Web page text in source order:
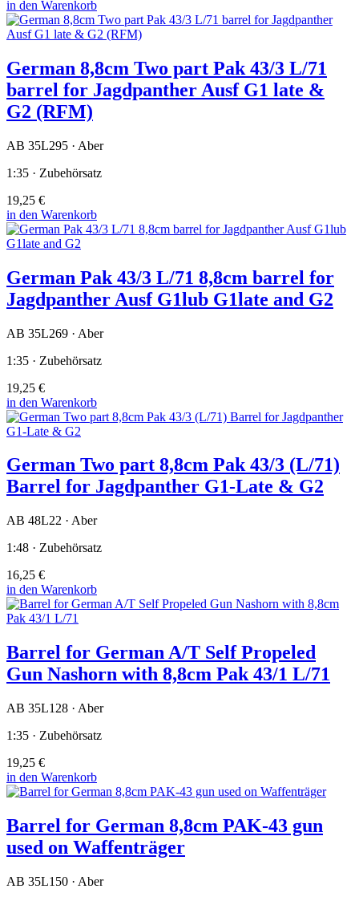
in den Warenkorb
German 8,8cm Two part Pak 43/3 L/71
barrel for Jagdpanther Ausf G1 late &
G2 (RFM)
AB 35L295 · Aber
1:35 · Zubehörsatz
19,25 €
in den Warenkorb
German Pak 43/3 L/71 8,8cm barrel for
Jagdpanther Ausf G1lub G1late and G2
AB 35L269 · Aber
1:35 · Zubehörsatz
19,25 €
in den Warenkorb
German Two part 8,8cm Pak 43/3 (L/71)
Barrel for Jagdpanther G1-Late & G2
AB 48L22 · Aber
1:48 · Zubehörsatz
16,25 €
in den Warenkorb
Barrel for German A/T Self Propeled
Gun Nashorn with 8,8cm Pak 43/1 L/71
AB 35L128 · Aber
1:35 · Zubehörsatz
19,25 €
in den Warenkorb
Barrel for German 8,8cm PAK-43 gun
used on Waffenträger
AB 35L150 · Aber